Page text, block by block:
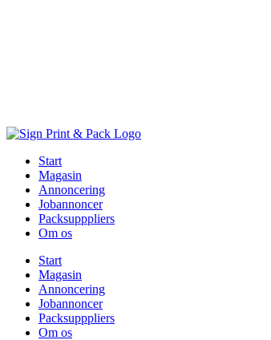
Start
Magasin
Annoncering
Jobannoncer
Packsupppliers
Om os
Start
Magasin
Annoncering
Jobannoncer
Packsupppliers
Om os